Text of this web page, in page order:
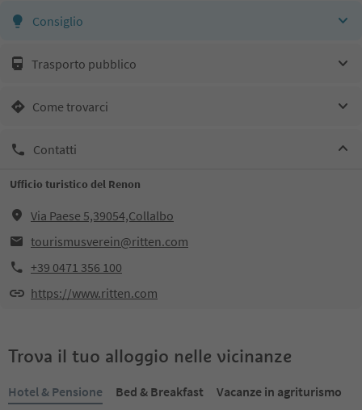
Consiglio
Trasporto pubblico
Come trovarci
Contatti
Ufficio turistico del Renon
Via Paese 5,39054,Collalbo
tourismusverein@ritten.com
+39 0471 356 100
https://www.ritten.com
Trova il tuo alloggio nelle vicinanze
Hotel & Pensione Bed & Breakfast
Vacanze in agriturismo